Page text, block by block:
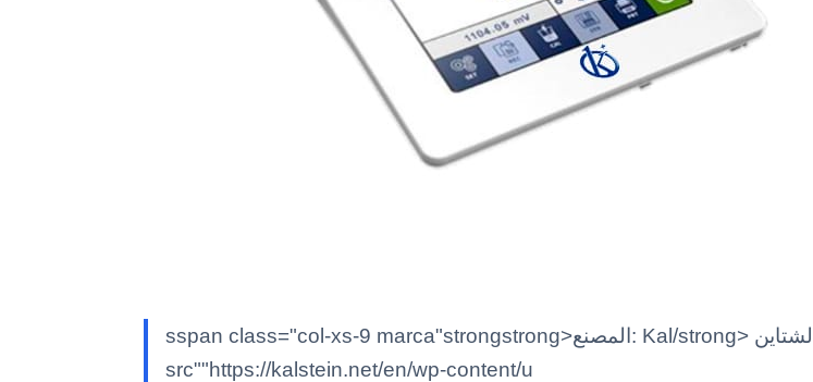
sspan class="col-xs-9 marca"strongstrong>المصنع: Kal/strong> كالشتاين ddiv class""col-xs-3 text-center logo ce"httpimg
src""https://kalstein.net/en/wp-content/u